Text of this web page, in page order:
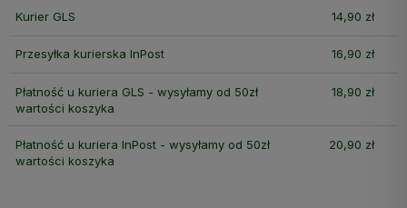
Kurier GLS 14,90 zł
Przesyłka kurierska InPost 16,90 zł
Płatność u kuriera GLS - wysyłamy od 50zł
wartości koszyka
18,90 zł
Płatność u kuriera InPost - wysyłamy od 50zł
wartości koszyka
20,90 zł